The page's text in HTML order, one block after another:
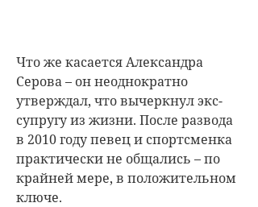
Что же касается Александра
Серова – он неоднократно
утверждал, что вычеркнул экс-
супругу из жизни. После развода
в 2010 году певец и спортсменка
практически не общались – по
крайней мере, в положительном
ключе.